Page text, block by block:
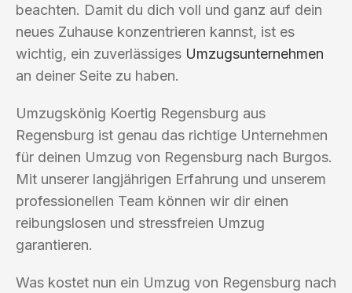
beachten. Damit du dich voll und ganz auf dein
neues Zuhause konzentrieren kannst, ist es
wichtig, ein zuverlässiges Umzugsunternehmen
an deiner Seite zu haben.
Umzugskönig Koertig Regensburg aus
Regensburg ist genau das richtige Unternehmen
für deinen Umzug von Regensburg nach Burgos.
Mit unserer langjährigen Erfahrung und unserem
professionellen Team können wir dir einen
reibungslosen und stressfreien Umzug
garantieren.
Was kostet nun ein Umzug von Regensburg nach